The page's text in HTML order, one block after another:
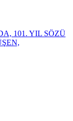
101. YIL SÖZÜ